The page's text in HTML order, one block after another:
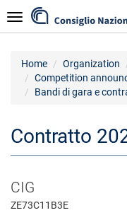
to
main
Navigazione
Home Organization
Competition
Bandi di gara e
Contratto
CIG
ZE73C11B3E